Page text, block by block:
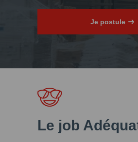
Je postule
Le job